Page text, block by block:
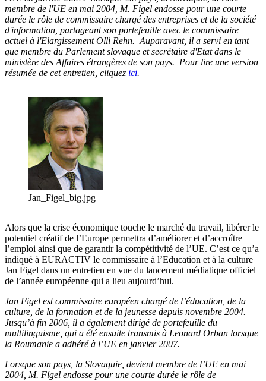
membre de l'UE en mai 2004, M. Fígel endosse pour une courte
durée le rôle de commissaire chargé des entreprises et de la société
d'information, partageant son portefeuille avec le commissaire
actuel à l'Elargissement Olli Rehn. Auparavant, il a servi en tant
que membre du Parlement slovaque et secrétaire d'Etat dans le
ministère des Affaires étrangères de son pays. Pour lire une version
résumée de cet entretien, cliquez ici.
Jan_Figel_big.jpg
Alors que la crise économique touche le marché du travail, libérer le
potentiel créatif de l’Europe permettra d’améliorer et d’accroître
l’emploi ainsi que de garantir la compétitivité de l’UE. C’est ce qu’a
indiqué à EURACTIV le commissaire à l’Education et à la culture
Jan Figel dans un entretien en vue du lancement médiatique officiel
de l’année européenne qui a lieu aujourd’hui.
Jan Figel est commissaire européen chargé de l’éducation, de la
culture, de la formation et de la jeunesse depuis novembre 2004.
Jusqu’à fin 2006, il a également dirigé de portefeuille du
multilinguisme, qui a été ensuite transmis à Leonard Orban lorsque
la Roumanie a adhéré à l’UE en janvier 2007.
Lorsque son pays, la Slovaquie, devient membre de l’UE en mai
2004, M. Fígel endosse pour une courte durée le rôle de